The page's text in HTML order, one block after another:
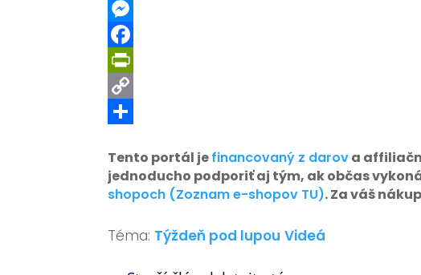
WhatsApp
Messenger
Facebook
PrintFriendly
Copy
Tento portál jefinancovaný z darova
jednoducho podporiť aj tým, ak občas
shopoch (Zoznam e-shopov TU). Za váš
Téma: Týždeň pod lupou Videá